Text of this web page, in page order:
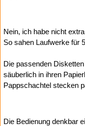
Nein, ich habe nicht
So sahen Laufwerke für
Die passenden
säuberlich in ihren
Pappschachtel stecken
Die Bedienung denkbar